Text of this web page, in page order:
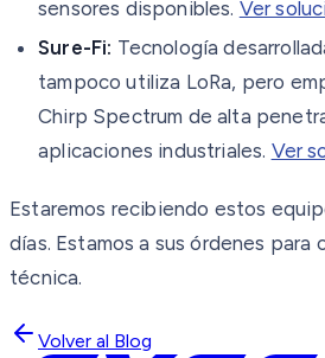
sensores disponibles. Ver
Sure-Fi: Tecnología
tampoco utiliza LoRa, pero
Chirp Spectrum de alta
aplicaciones industriales. Ver
Estaremos recibiendo estos
días. Estamos a sus órdenes para
técnica.
Volver al Blog